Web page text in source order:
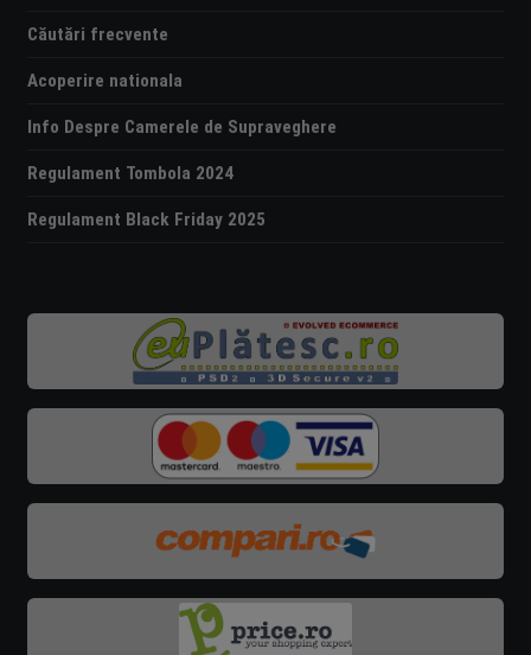
Căutări frecvente
Acoperire nationala
Info Despre Camerele de Supraveghere
Regulament Tombola 2024
Regulament Black Friday 2025